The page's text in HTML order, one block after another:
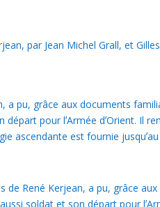
par Jean Michel Grall, et
a pu, grâce aux documents
pour lʼArmée dʼOrient. Il
ascendante est fournie jusquʼau
de René Kerjean, a pu, grâce
soldat et son départ pour